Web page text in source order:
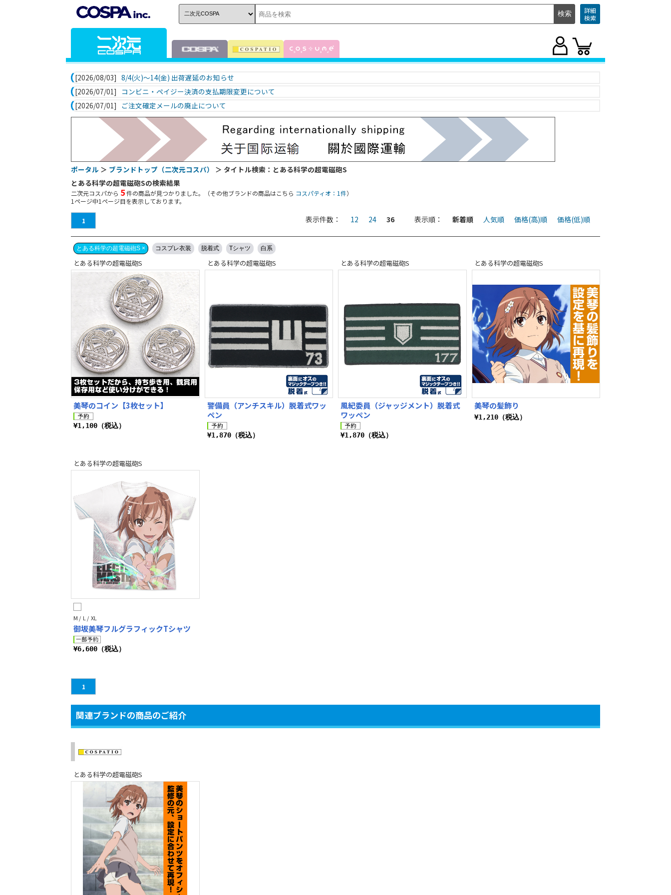
詳細
検索
[2026/08/03] 8/4(火)～14(金) 出荷遅延のお知らせ
[2026/07/01]
コンビニ・ペイジー決済の支払期限変更について
[2026/07/01]
ご注文確定メールの廃止について
ポータル ＞ ブランドトップ（二次元コスパ）
＞ タイトル検索：とある科学の超電磁砲S
とある科学の超電磁砲Sの検索結果
二次元コスパから 5件の商品が見つかりました。（その他ブランドの商品はこちら コスパティオ：1件）
1 ページ中1 ページ目を表示しております。
1 表示件数： 12 24 36 表示順： 新着順 人気順 価格(高)順 価格(低)順
とある科学の超電磁砲S × コスプレ衣装 脱着式 Tシャツ 白系
とある科学の超電磁砲S
美琴のコイン【3枚セット】
¥1,100（税込）
とある科学の超電磁砲S
警備員（アンチスキル）脱着式ワッ
ペン
¥1,870（税込）
とある科学の超電磁砲S
風紀委員（ジャッジメント）脱着式
ワッペン
¥1,870（税込）
とある科学の超電磁砲S
美琴の髪飾り
¥1,210（税込）
とある科学の超電磁砲S
M / L / XL
御坂美琴フルグラフィックTシャツ
¥6,600（税込）
1
関連ブランドの商品のご紹介
とある科学の超電磁砲S